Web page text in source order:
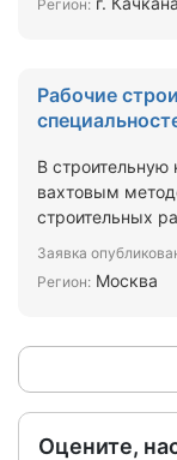
Регион:
Рабочие
В строительную
вахтовым
строительных
Заявка
Регион: Москва
Оцените,